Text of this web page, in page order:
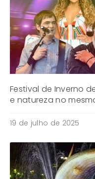
Festival de Inverno
e natureza no
19 de julho de 2025